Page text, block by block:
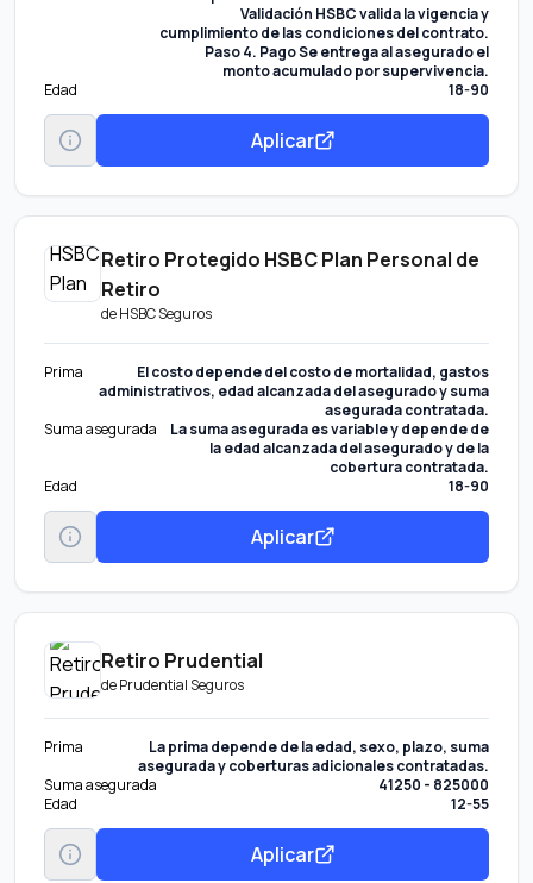
Validación HSBC valida la vigencia y
cumplimiento de las condiciones del contrato.
Paso 4. Pago Se entrega al asegurado el
monto acumulado por supervivencia.
Edad
18-90
Aplicar
Retiro Protegido HSBC Plan Personal de
Retiro
deHSBC Seguros
Prima
El costo depende del costo de mortalidad, gastos
administrativos, edad alcanzada del asegurado y suma
asegurada contratada.
Suma asegurada
La suma asegurada es variable y depende de
la edad alcanzada del asegurado y de la
cobertura contratada.
Edad
18-90
Aplicar
Retiro Prudential
dePrudential Seguros
Prima
La prima depende de la edad, sexo, plazo, suma
asegurada y coberturas adicionales contratadas.
Suma asegurada
41250 - 825000
Edad
12-55
Aplicar